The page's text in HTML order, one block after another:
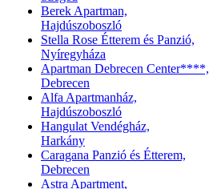
Berek Apartman,
Hajdúszoboszló
Stella Rose Étterem és Panzió,
Nyíregyháza
Apartman Debrecen Center****,
Debrecen
Alfa Apartmanház,
Hajdúszoboszló
Hangulat Vendégház,
Harkány
Caragana Panzió és Étterem,
Debrecen
Astra Apartment,